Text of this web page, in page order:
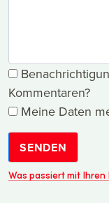
Kommentaren?
Meine Daten
SENDEN
Was passiert mit Ihren